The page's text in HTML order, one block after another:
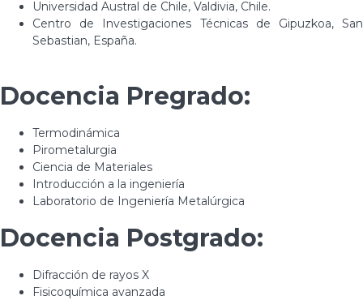
Universidad Austral de Chile, Valdivia, Chile.
Centro de Investigaciones Técnicas de Gipuzkoa, San
Sebastian, España.
Docencia Pregrado:
Termodinámica
Pirometalurgia
Ciencia de Materiales
Introducción a la ingeniería
Laboratorio de Ingeniería Metalúrgica
Docencia Postgrado:
Difracción de rayos X
Fisicoquímica avanzada